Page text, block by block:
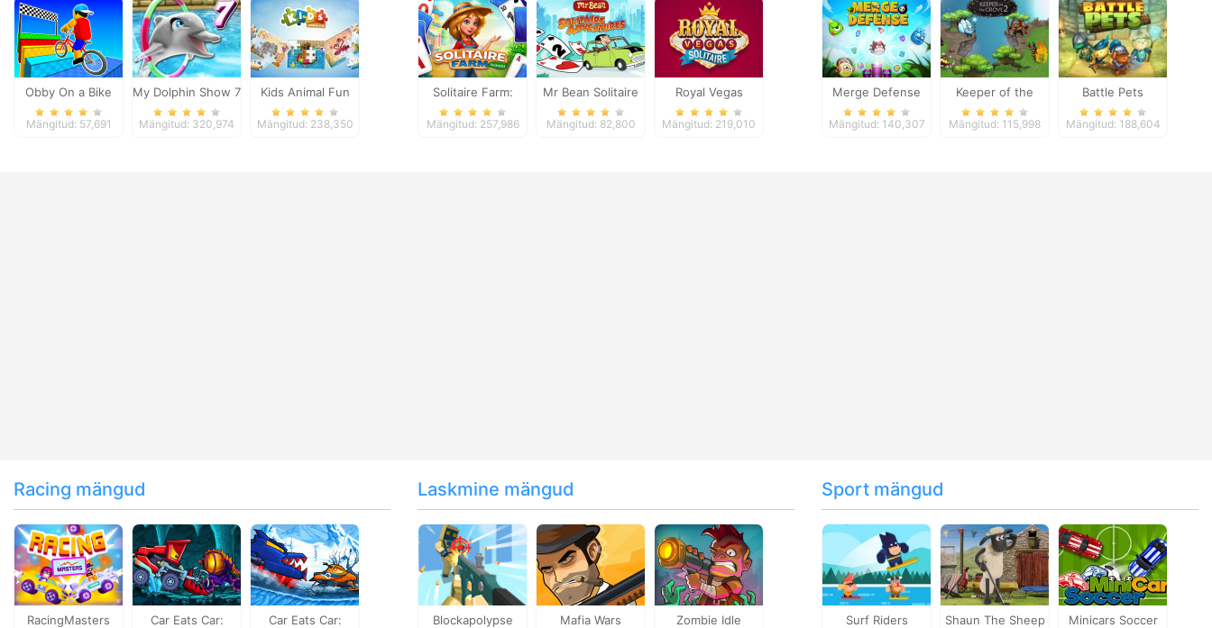
Obby On a Bike
Mängitud: 57,691
My Dolphin Show 7
Mängitud: 320,974
Kids Animal Fun
Mängitud: 238,350
Solitaire Farm:
Seasons
Mängitud: 257,986
Mr Bean Solitaire
Adventures
Mängitud: 82,800
Royal Vegas
Solitaire
Mängitud: 219,010
Merge Defense
Mängitud: 140,307
Keeper of the
Grove 2
Mängitud: 115,998
Battle Pets
Mängitud: 188,604
Racing mängud
RacingMasters
Car Eats Car:
Car Eats Car:
Laskmine mängud
Blockapolypse
Mafia Wars
Zombie Idle
Sport mängud
Surf Riders
Shaun The Sheep
Minicars Soccer